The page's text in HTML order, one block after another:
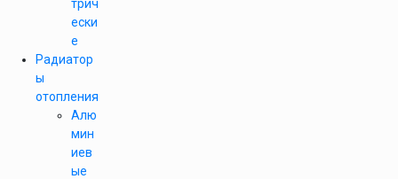
трич
ески
е
Радиатор
ы
отопления
Алю
мин
иев
ые